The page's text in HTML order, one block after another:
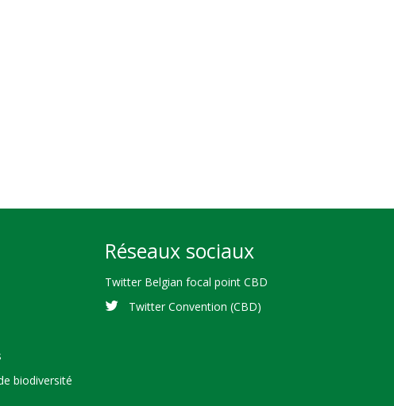
biodiversité
Réseaux sociaux
Twitter Belgian focal point CBD
Twitter Convention (CBD)